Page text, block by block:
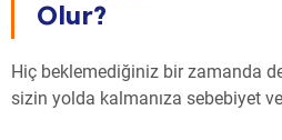
Olur?
Hiç beklemediğiniz bir zamanda
sizin yolda kalmanıza sebebiyet